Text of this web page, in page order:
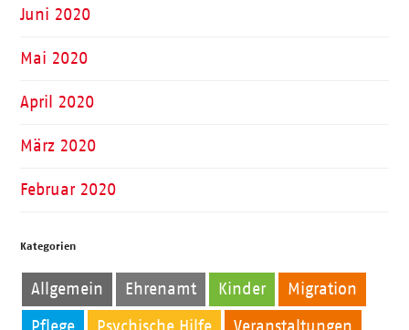
Juni 2020
Mai 2020
April 2020
März 2020
Februar 2020
Kategorien
Allgemein Ehrenamt Kinder Migration